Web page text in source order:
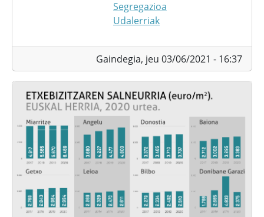
Segregazioa
Udalerriak
Gaindegia, jeu 03/06/2021 - 16:37